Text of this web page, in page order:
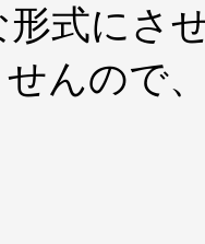
形式にさ
んので